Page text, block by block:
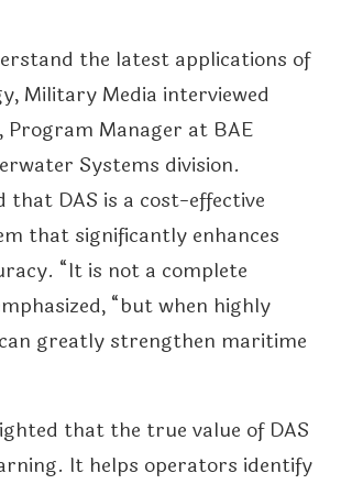
the latest applications of
Military Media interviewed
Manager at BAE
Systems division.
that DAS is a cost-effective
that significantly enhances
“It is not a complete
“but when highly
greatly strengthen maritime
that the true value of DAS
It helps operators identify